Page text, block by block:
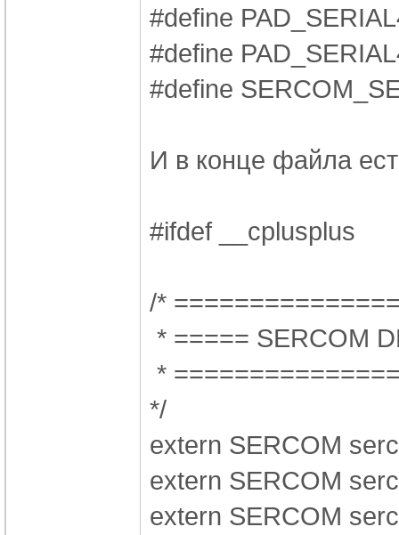
#define
#define
#define
И в конце файла
#ifdef __cplusplus
/*
* ===== SERCOM
*
*/
extern SERCOM
extern SERCOM
extern SERCOM